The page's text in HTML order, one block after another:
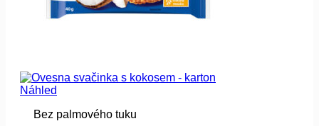
Náhled
Bez palmového tuku